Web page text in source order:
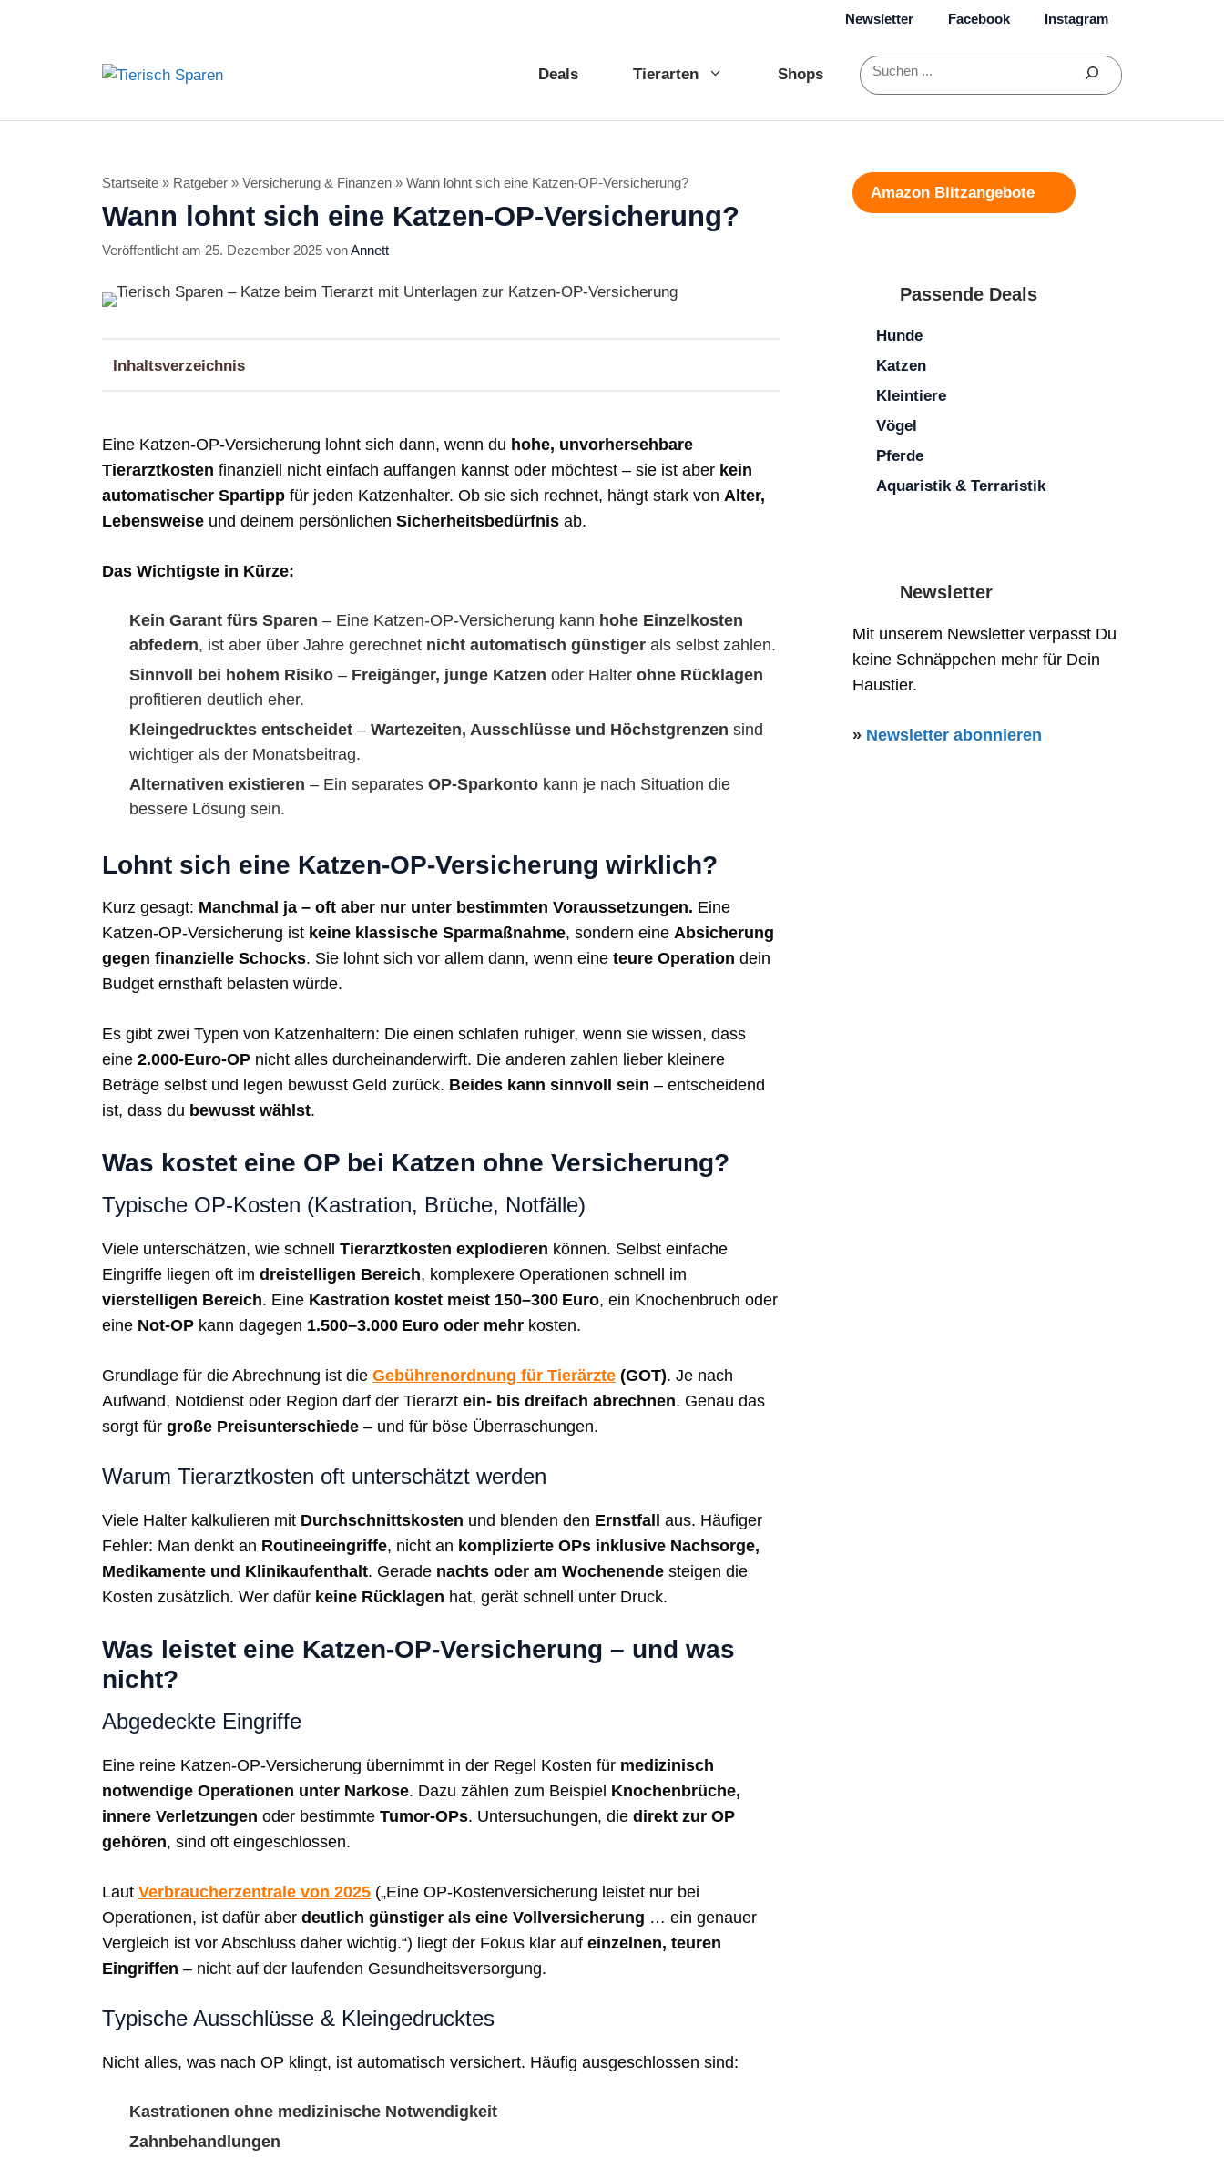
Newsletter Facebook Instagram
Deals Tierarten Shops Suchen
Startseite » Ratgeber » Versicherung & Finanzen » Wann lohnt sich eine Katzen-OP-Versicherung?
Wann lohnt sich eine Katzen-OP-Versicherung?
25. Dezember 2025 vonAnnett
Inhaltsverzeichnis
Eine Katzen-OP-Versicherung lohnt sich dann, wenn du hohe, unvorhersehbare
Tierarztkosten finanziell nicht einfach auffangen kannst oder möchtest – sie ist aber kein
automatischer Spartipp für jeden Katzenhalter. Ob sie sich rechnet, hängt stark von Alter,
Lebensweise und deinem persönlichen Sicherheitsbedürfnis ab.
Das Wichtigste in Kürze:
Kein Garant fürs Sparen – Eine Katzen-OP-Versicherung kann hohe Einzelkosten
abfedern, ist aber über Jahre gerechnet nicht automatisch günstiger als selbst zahlen.
Sinnvoll bei hohem Risiko – Freigänger, junge Katzen oder Halter ohne Rücklagen
profitieren deutlich eher.
Kleingedrucktes entscheidet – Wartezeiten, Ausschlüsse und Höchstgrenzen sind
wichtiger als der Monatsbeitrag.
Alternativen existieren – Ein separates OP-Sparkonto kann je nach Situation die
bessere Lösung sein.
Lohnt sich eine Katzen-OP-Versicherung wirklich?
Kurz gesagt: Manchmal ja – oft aber nur unter bestimmten Voraussetzungen. Eine
Katzen-OP-Versicherung ist keine klassische Sparmaßnahme, sondern eine Absicherung
gegen finanzielle Schocks. Sie lohnt sich vor allem dann, wenn eine teure Operation dein
Budget ernsthaft belasten würde.
Es gibt zwei Typen von Katzenhaltern: Die einen schlafen ruhiger, wenn sie wissen, dass
eine 2.000‑Euro‑OP nicht alles durcheinanderwirft. Die anderen zahlen lieber kleinere
Beträge selbst und legen bewusst Geld zurück. Beides kann sinnvoll sein – entscheidend
ist, dass du bewusst wählst.
Was kostet eine OP bei Katzen ohne Versicherung?
Typische OP-Kosten (Kastration, Brüche, Notfälle)
Viele unterschätzen, wie schnell Tierarztkosten explodieren können. Selbst einfache
Eingriffe liegen oft im dreistelligen Bereich, komplexere Operationen schnell im
vierstelligen Bereich. Eine Kastration kostet meist 150–300 Euro, ein Knochenbruch oder
eine Not-OP kann dagegen 1.500–3.000 Euro oder mehr kosten.
Grundlage für die Abrechnung ist die Gebührenordnung für Tierärzte (GOT). Je nach
Aufwand, Notdienst oder Region darf der Tierarzt ein- bis dreifach abrechnen. Genau das
sorgt für große Preisunterschiede – und für böse Überraschungen.
Warum Tierarztkosten oft unterschätzt werden
Viele Halter kalkulieren mit Durchschnittskosten und blenden den Ernstfall
aus. Häufiger
Fehler: Man denkt an Routineeingriffe, nicht an komplizierte OPs inklusive Nachsorge,
Medikamente und Klinikaufenthalt. Gerade nachts oder am Wochenende steigen die
Kosten zusätzlich. Wer dafür keine Rücklagen hat, gerät schnell unter Druck.
Was leistet eine Katzen-OP-Versicherung – und was
nicht?
Abgedeckte Eingriffe
Eine reine Katzen-OP-Versicherung übernimmt in der Regel Kosten für medizinisch
notwendige Operationen unter Narkose. Dazu zählen zum Beispiel Knochenbrüche,
innere Verletzungen oder bestimmte Tumor-OPs. Untersuchungen, die direkt zur OP
gehören, sind oft eingeschlossen.
Laut Verbraucherzentrale von 2025 („Eine OP‑Kostenversicherung leistet nur bei
Operationen, ist dafür aber deutlich günstiger als eine Vollversicherung … ein genauer
Vergleich ist vor Abschluss daher wichtig.“) liegt der Fokus klar auf einzelnen, teuren
Eingriffen – nicht auf der laufenden Gesundheitsversorgung.
Typische Ausschlüsse & Kleingedrucktes
Nicht alles, was nach OP klingt, ist automatisch versichert. Häufig ausgeschlossen sind:
Kastrationen ohne medizinische Notwendigkeit
Zahnbehandlungen
Amazon Blitzangebote
Passende Deals
Hunde
Katzen
Kleintiere
Vögel
Pferde
Aquaristik & Terraristik
Newsletter
Mit unserem Newsletter verpasst Du
keine Schnäppchen mehr für Dein
Haustier.
» Newsletter abonnieren